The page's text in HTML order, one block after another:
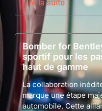
Lire la suite
Bomber for
sportif pour les
haut de gamme
La collaboration
marque une étape
automobile. Cette